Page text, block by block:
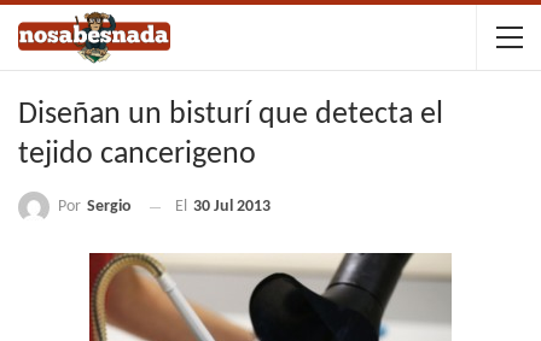
Diseñan un bisturí que detecta el
tejido cancerigeno
Por Sergio El 30 Jul 2013